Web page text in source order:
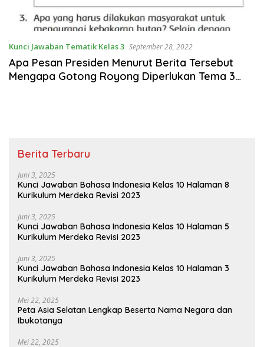
Kunci Jawaban Tematik Kelas 3 September 28, 2022
Apa Pesan Presiden Menurut Berita Tersebut
Mengapa Gotong Royong Diperlukan Tema 3
Berita Terbaru
Juni 3, 2025
Kunci Jawaban Bahasa Indonesia Kelas 10 Halaman 8
Kurikulum Merdeka Revisi 2023
Juni 3, 2025
Kunci Jawaban Bahasa Indonesia Kelas 10 Halaman 5
Kurikulum Merdeka Revisi 2023
Juni 3, 2025
Kunci Jawaban Bahasa Indonesia Kelas 10 Halaman 3
Kurikulum Merdeka Revisi 2023
Mei 22, 2025
Peta Asia Selatan Lengkap Beserta Nama Negara dan
Ibukotanya
Mei 22, 2025